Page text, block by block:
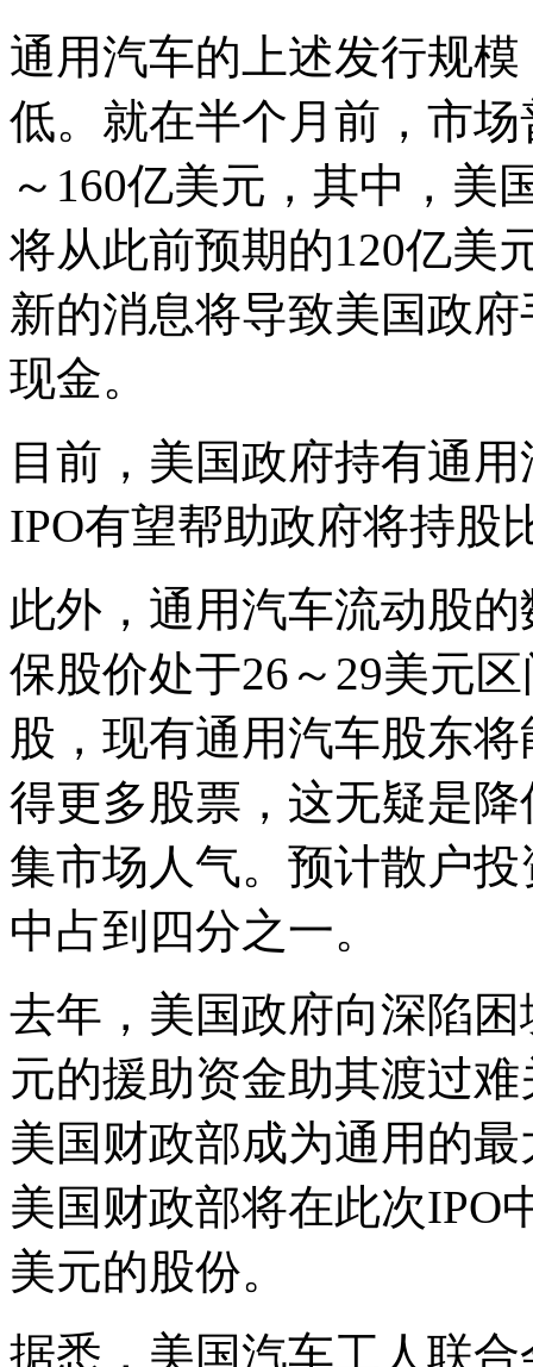
通用汽车的上述发行规
低。就在半个月前，市
～160亿美元，其中，美
将从此前预期的120亿美
新的消息将导致美国政
现金。
目前，美国政府持有通
IPO有望帮助政府将持股
此外，通用汽车流动股
保股价处于26～29美元
股，现有通用汽车股东
得更多股票，这无疑是
集市场人气。预计散户
中占到四分之一。
去年，美国政府向深陷
元的援助资金助其渡过
美国财政部成为通用的
美国财政部将在此次IPO
美元的股份。
据悉，美国汽车工人联